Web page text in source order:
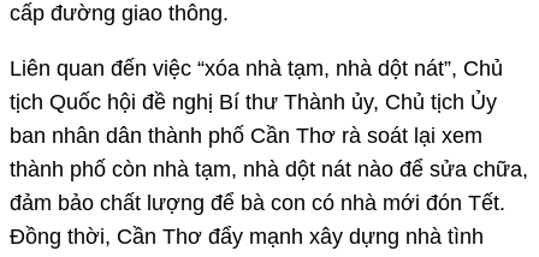
cấp đường giao thông.
Liên quan đến việc “xóa nhà tạm, nhà dột nát”, Chủ
tịch Quốc hội đề nghị Bí thư Thành ủy, Chủ tịch Ủy
ban nhân dân thành phố Cần Thơ rà soát lại xem
thành phố còn nhà tạm, nhà dột nát nào để sửa chữa,
đảm bảo chất lượng để bà con có nhà mới đón Tết.
Đồng thời, Cần Thơ đẩy mạnh xây dựng nhà tình